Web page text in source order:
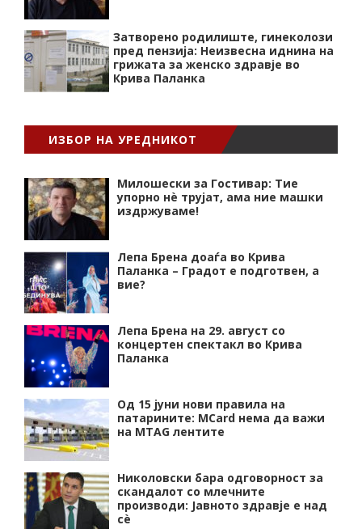
Затворено родилиште, гинеколози
пред пензија: Неизвесна иднина на
грижата за женско здравје во
Крива Паланка
ИЗБОР НА УРЕДНИКОТ
Милошески за Гостивар: Тие
упорно нѐ трујат, ама ние машки
издржуваме!
Лепа Брена доаѓа во Крива
Паланка – Градот е подготвен, а
вие?
Лепа Брена на 29. август со
концертен спектакл во Крива
Паланка
Од 15 јуни нови правила на
патарините: MCard нема да важи
на MTAG лентите
Николовски бара одговорност за
скандалот со млечните
производи: Јавното здравје е над
сѐ